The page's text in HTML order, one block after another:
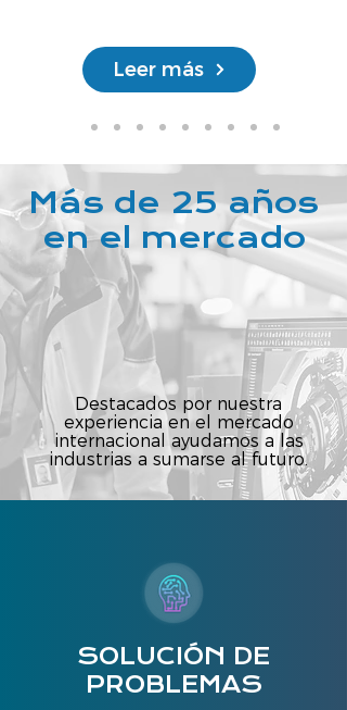
Leer más
Más de 25 años
en el mercado
Destacados por nuestra
experiencia en el mercado
internacional ayudamos a las
industrias a sumarse al futuro.
SOLUCIÓN DE
PROBLEMAS